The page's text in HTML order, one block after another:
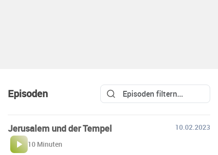
Episoden
Jerusalem und der Tempel
10.02.2023
10 Minuten